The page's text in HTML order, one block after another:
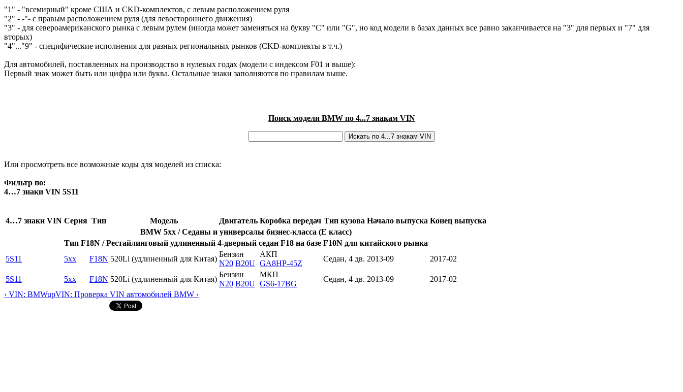
"1" - "всемирный" кроме США и CKD-комплектов, с левым расположением руля
"2" - -"- с правым расположением руля (для левостороннего движения)
"3" - для североамериканского рынка с левым рулем (иногда может заменяться на букву "C" или "G", но код модели в базах данных все равно заканчивается на "3" для первых и "7" для
вторых)
"4"..."9" - специфические исполнения для разных региональных рынков (CKD-комплекты в т.ч.)
Для автомобилей, поставленных на производство в нулевых годах (модели с индексом F01 и выше):
Первый знак может быть или цифра или буква. Остальные знаки заполняются по правилам выше.
Поиск модели BMW по 4...7 знакам VIN
Или просмотреть все возможные коды для моделей из списка:
Фильтр по:
4…7 знаки VIN 5S11
4…7 знаки VIN Серия Тип Модель Двигатель Коробка передач Тип кузова Начало выпуска Конец выпуска
BMW 5xx / Седаны и универсалы бизнес-класса (E класс)
Тип F18N / Рестайлинговый удлиненный 4-дверный седан F18 на базе F10N для китайского рынка
5S11
5xx F18N 520Li (удлиненный для Китая)
Бензин
N20 B20U
АКП
GA8HP-45Z
Седан, 4 дв. 2013-09 2017-02
5S11 5xx F18N 520Li (удлиненный для Китая)
Бензин
N20 B20U
МКП
GS6-17BG
Седан, 4 дв. 2013-09
2017-02
‹ VIN: BMWupVIN: Проверка VIN автомобилей BMW ›